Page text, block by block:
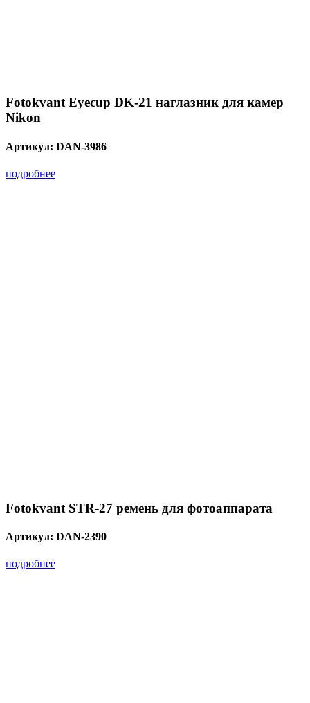
Fotokvant Eyecup DK-21 наглазник для камер
Nikon
Артикул: DAN-3986
подробнее
Fotokvant STR-27 ремень для фотоаппарата
Артикул: DAN-2390
подробнее